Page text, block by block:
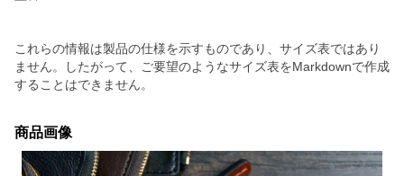
これらの情報は製品の仕様を示すものであり、サイズ表ではあり
ません。したがって、ご要望のようなサイズ表をMarkdownで作成
することはできません。
商品画像